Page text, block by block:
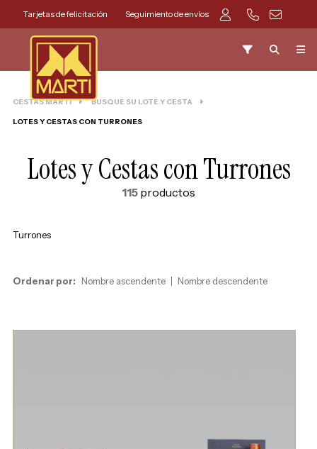
Tarjetas de felicitación Seguimiento de envíos
CESTAS MARTI BUSQUE SU LOTE Y CESTA
LOTES Y CESTAS CON TURRONES
Lotes y Cestas con Turrones
115 productos
Turrones
Ordenar por: Nombre ascendente Nombre descendente